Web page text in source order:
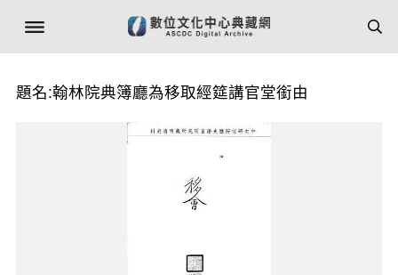
題名:翰林院典簿廳為移取經筵講官堂銜由